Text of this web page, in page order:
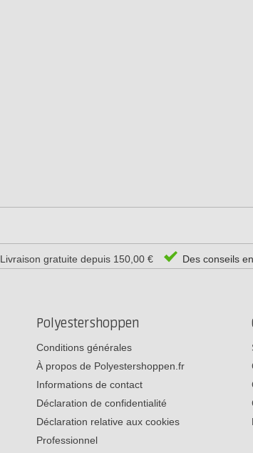
Livraison gratuite depuis 150,00 € Des conseils
Polyestershoppen
Conditions générales
À propos de Polyestershoppen.fr
Informations de contact
Déclaration de confidentialité
Déclaration relative aux cookies
Professionnel